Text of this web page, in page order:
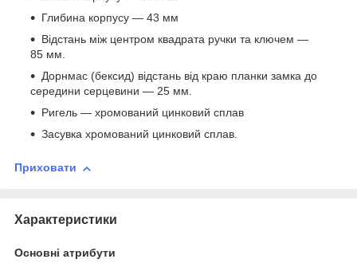
Глибина корпусу — 43 мм
Відстань між центром квадрата ручки та ключем —
85 мм.
Дорнмас (бексид) відстань від краю планки замка до
середини серцевини — 25 мм.
Ригель — хромований цинковий сплав
Засувка хромований цинковий сплав.
Приховати
Характеристики
Основні атрибути